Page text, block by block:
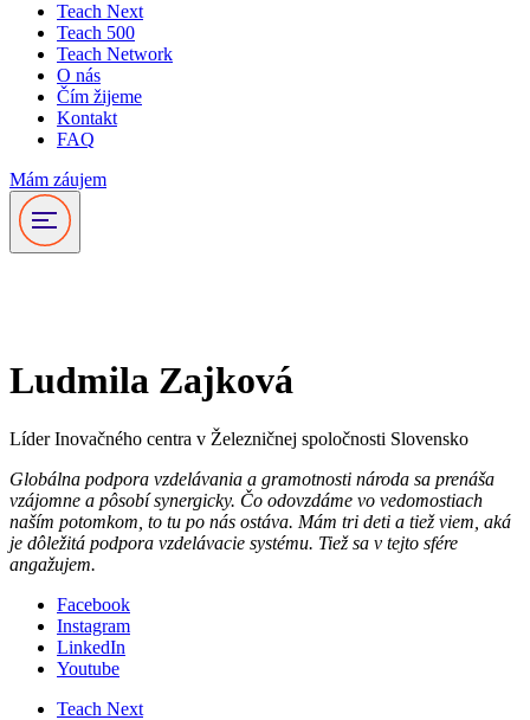
Teach Next
Teach 500
Teach Network
O nás
Čím žijeme
Kontakt
FAQ
Mám záujem
Ludmila Zajková
Líder Inovačného centra v Železničnej spoločnosti Slovensko
Globálna podpora vzdelávania a gramotnosti národa sa prenáša
vzájomne a pôsobí synergicky. Čo odovzdáme vo vedomostiach
naším potomkom, to tu po nás ostáva. Mám tri deti a tiež viem, aká
je dôležitá podpora vzdelávacie systému. Tiež sa v tejto sfére
angažujem.
Facebook
Instagram
LinkedIn
Youtube
Teach Next